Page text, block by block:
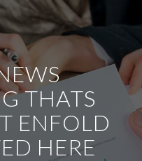
THATS
ENFOLD
HERE